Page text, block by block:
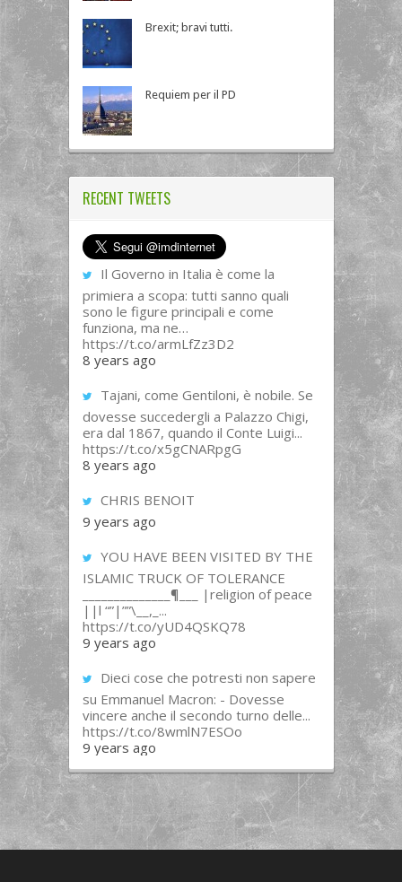
Brexit; bravi tutti.
Requiem per il PD
RECENT TWEETS
Il Governo in Italia è come la
primiera a scopa: tutti sanno quali
sono le figure principali e come
funziona, ma ne…
https://t.co/armLfZz3D2
8 years ago
Tajani, come Gentiloni, è nobile. Se
dovesse succedergli a Palazzo Chigi,
era dal 1867, quando il Conte Luigi...
https://t.co/x5gCNARpgG
8 years ago
CHRIS BENOIT
9 years ago
YOU HAVE BEEN VISITED BY THE
ISLAMIC TRUCK OF TOLERANCE
______________¶___ |religion of peace
||l “”|””\__,_...
https://t.co/yUD4QSKQ78
9 years ago
Dieci cose che potresti non sapere
su Emmanuel Macron: - Dovesse
vincere anche il secondo turno delle...
https://t.co/8wmlN7ESOo
9 years ago